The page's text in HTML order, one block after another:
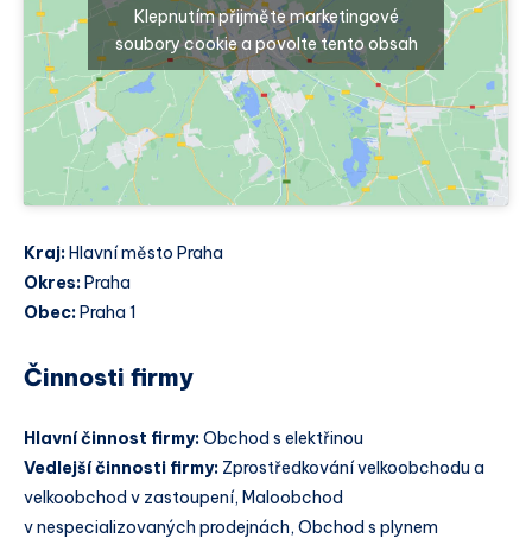
Klepnutím přijměte marketingové
soubory cookie a povolte tento obsah
Kraj: Hlavní město Praha
Okres: Praha
Obec: Praha 1
Činnosti firmy
Hlavní činnost firmy:Obchod s elektřinou
Vedlejší činnosti firmy: Zprostředkování velkoobchodu a
velkoobchod v zastoupení, Maloobchod
v nespecializovaných prodejnách, Obchod s plynem